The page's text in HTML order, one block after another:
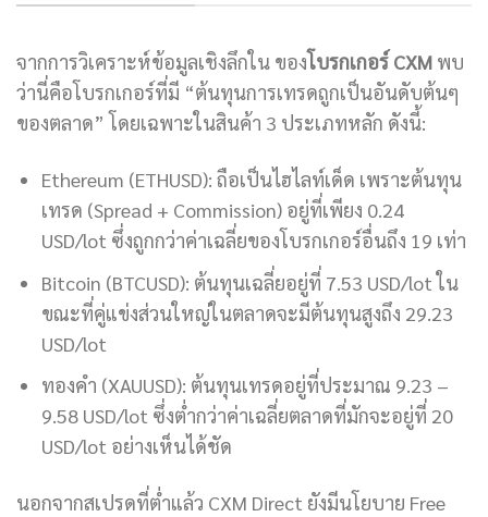
จากการวิเคราะห์ข้อมูลเชิงลึกใน ของโบรกเกอร์ CXM พบ
ว่านี่คือโบรกเกอร์ที่มี “ต้นทุนการเทรดถูกเป็นอันดับต้นๆ
ของตลาด” โดยเฉพาะในสินค้า 3 ประเภทหลัก ดังนี้:
Ethereum (ETHUSD): ถือเป็นไฮไลท์เด็ด เพราะต้นทุน
เทรด (Spread + Commission) อยู่ที่เพียง 0.24
USD/lot ซึ่งถูกกว่าค่าเฉลี่ยของโบรกเกอร์อื่นถึง 19 เท่า
Bitcoin (BTCUSD): ต้นทุนเฉลี่ยอยู่ที่ 7.53 USD/lot ใน
ขณะที่คู่แข่งส่วนใหญ่ในตลาดจะมีต้นทุนสูงถึง 29.23
USD/lot
ทองคำ (XAUUSD): ต้นทุนเทรดอยู่ที่ประมาณ 9.23 –
9.58 USD/lot ซึ่งต่ำกว่าค่าเฉลี่ยตลาดที่มักจะอยู่ที่ 20
USD/lot อย่างเห็นได้ชัด
นอกจากสเปรดที่ต่ำแล้ว CXM Direct ยังมีนโยบาย Free